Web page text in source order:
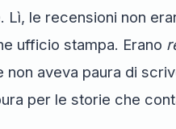
Lì, le recensioni non
ufficio stampa. Erano
aveva paura di
per le storie che